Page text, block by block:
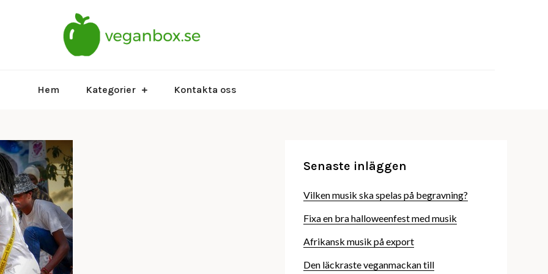
Hem Kategorier Kontakta oss
Senaste inläggen
Vilken musik ska spelas på begravning?
Fixa en bra halloweenfest med musik
Afrikansk musik på export
Den läckraste veganmackan till